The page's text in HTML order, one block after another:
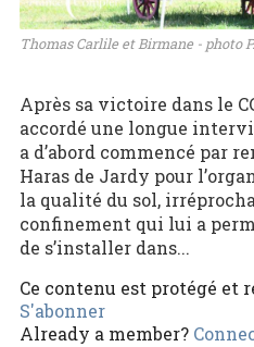
Thomas Carlile et Birmane - photo
Après sa victoire dans le
accordé une longue
a d’abord commencé par
Haras de Jardy pour
la qualité du sol,
confinement qui lui a
de s’installer dans...
Ce contenu est protégé et
S'abonner
Already a member?